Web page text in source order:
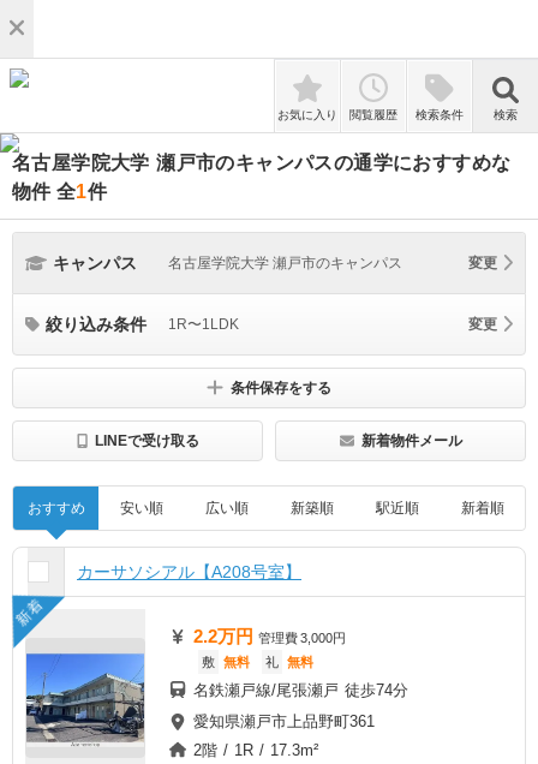
検索
お気に入り 閲覧履歴 検索条件 検索
名古屋学院大学 瀬戸市のキャンパスの通学におすすめな
物件 全1件
キャンパス 名古屋学院大学 瀬戸市のキャンパス 変更
絞り込み条件 1R〜1LDK 変更
条件保存をする
LINEで受け取る 新着物件メール
おすすめ 安い順 広い順 新築順 駅近順 新着順
カーサソシアル【A208号室】
新着
2.2万円 管理費3,000円
敷 無料 礼 無料
名鉄瀬戸線/尾張瀬戸 徒歩74分
愛知県瀬戸市上品野町361
2階 / 1R / 17.3m²